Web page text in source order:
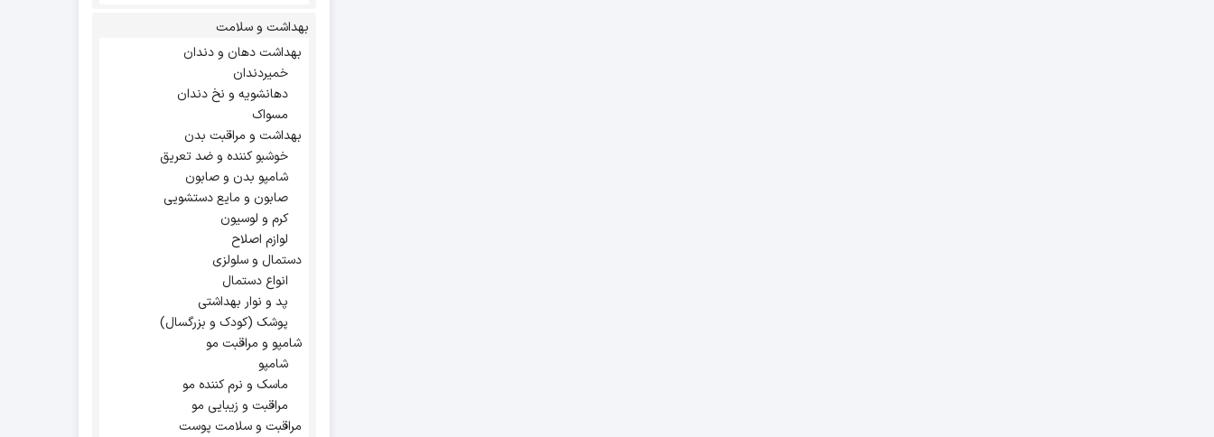
بهداشت و سلامت
بهداشت دهان و دندان
خمیردندان
دهانشویه و نخ دندان
مسواک
بهداشت و مراقبت بدن
خوشبو کننده و ضد تعریق
شامپو بدن و صابون
صابون و مایع دستشویی
کرم و لوسیون
لوازم اصلاح
دستمال و سلولزی
انواع دستمال
پد و نوار بهداشتی
پوشک (کودک و بزرگسال)
شامپو و مراقبت مو
شامپو
ماسک و نرم کننده مو
مراقبت و زیبایی مو
مراقبت و سلامت پوست